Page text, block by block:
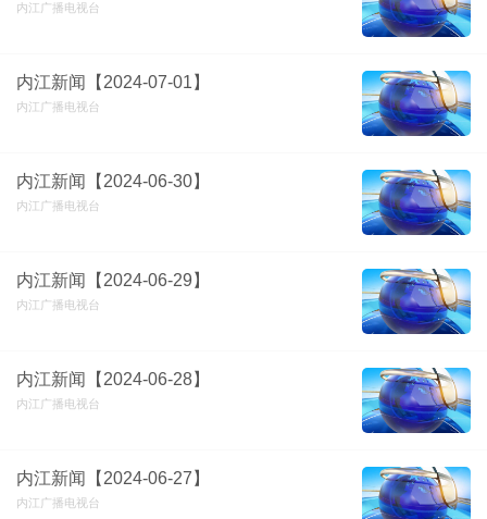
内江广播电视台
内江新闻【2024-07-01】
内江广播电视台
内江新闻【2024-06-30】
内江广播电视台
内江新闻【2024-06-29】
内江广播电视台
内江新闻【2024-06-28】
内江广播电视台
内江新闻【2024-06-27】
内江广播电视台